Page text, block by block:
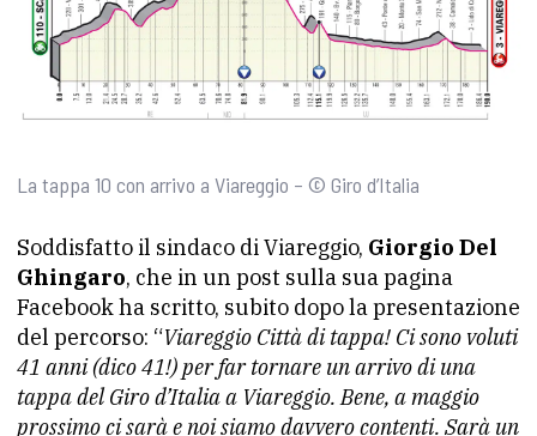
La tappa 10 con arrivo a Viareggio – © Giro d’Italia
Soddisfatto il sindaco di Viareggio, Giorgio Del
Ghingaro, che in un post sulla sua pagina
Facebook ha scritto, subito dopo la presentazione
del percorso: “Viareggio Città di tappa! Ci sono voluti
41 anni (dico 41!) per far tornare un arrivo di una
tappa del Giro d’Italia a Viareggio. Bene, a maggio
prossimo ci sarà e noi siamo davvero contenti. Sarà un